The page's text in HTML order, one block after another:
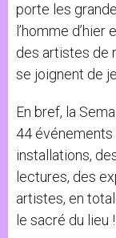
porte les
l’homme d’hier
des artistes de
se joignent de
En bref, la
44 événements
installations,
lectures, des
artistes, en
le sacré du lieu !